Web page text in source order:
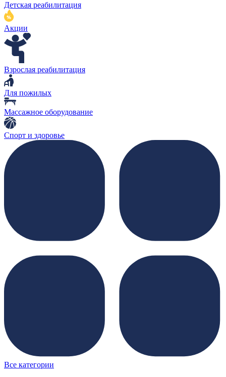
Детская реабилитация
Акции
Взрослая реабилитация
Для пожилых
Массажное оборудование
Спорт и здоровье
Все категории